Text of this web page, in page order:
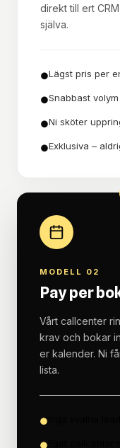
direkt till ert
själva.
●Lägst pris per
●Snabbast volym
●Ni sköter
●Exklusiva –
MODELL 02
Pay per
Vårt callcenter
krav och bokar
er kalender. Ni
lista.
●
●